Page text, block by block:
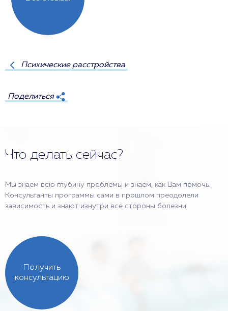
Психические расстройства
Поделиться
Что делать сейчас?
Мы знаем всю глубину проблемы и знаем, как Вам помочь.
Консультанты программы сами в прошлом преодолели
зависимость и знают изнутри все стороны болезни.
Получить
консультацию